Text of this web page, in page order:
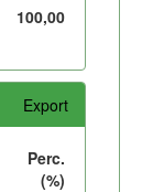
100,00
Export
Perc.
(%)